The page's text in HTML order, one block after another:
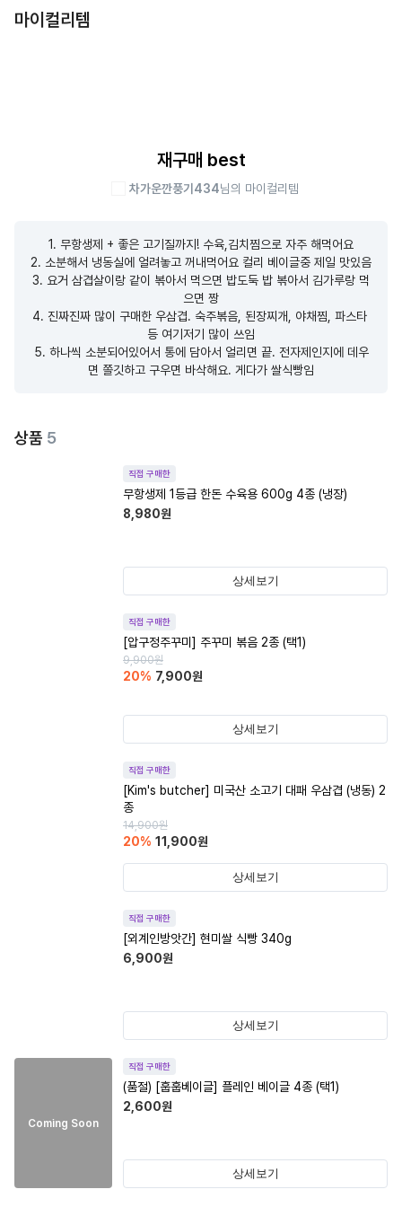
마이컬리템
재구매 best
차가운깐풍기434님의 마이컬리템
1. 무항생제 + 좋은 고기질까지! 수육,김치찜으로 자주 해먹어요
2. 소분해서 냉동실에 얼려놓고 꺼내먹어요 컬리 베이글중 제일 맛있음
3. 요거 삼겹살이랑 같이 볶아서 먹으면 밥도둑 밥 볶아서 김가루랑 먹
으면 짱
4. 진짜진짜 많이 구매한 우삼겹. 숙주볶음, 된장찌개, 야채찜, 파스타
등 여기저기 많이 쓰임
5. 하나씩 소분되어있어서 통에 담아서 얼리면 끝. 전자제인지에 데우
면 쫄깃하고 구우면 바삭해요. 게다가 쌀식빵임
상품 5
직접 구매한
무항생제 1등급 한돈 수육용 600g 4종 (냉장)
8,980원
상세보기
직접 구매한
[압구정주꾸미] 주꾸미 볶음 2종 (택1)
9,900원
20% 7,900원
상세보기
직접 구매한
[Kim's butcher] 미국산 소고기 대패 우삼겹 (냉동) 2
종
14,900원
20% 11,900원
상세보기
직접 구매한
[외계인방앗간] 현미쌀 식빵 340g
6,900원
상세보기
Coming Soon
직접 구매한
(품절) [훕훕베이글] 플레인 베이글 4종 (택1)
2,600원
상세보기